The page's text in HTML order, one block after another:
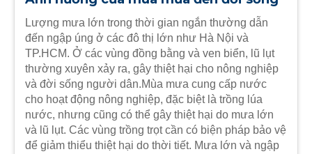
Lượng mưa lớn trong thời gian ngắn thường dẫn
đến ngập úng ở các đô thị lớn như Hà Nội và
TP.HCM. Ở các vùng đồng bằng và ven biển, lũ lụt
thường xuyên xảy ra, gây thiệt hại cho nông nghiệp
và đời sống người dân.Mùa mưa cung cấp nước
cho hoạt động nông nghiệp, đặc biệt là trồng lúa
nước, nhưng cũng có thể gây thiệt hại do mưa lớn
và lũ lụt. Các vùng trồng trọt cần có biện pháp bảo vệ
để giảm thiểu thiệt hại do thời tiết. Mưa lớn và ngập